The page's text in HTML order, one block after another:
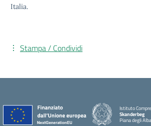
Italia.
Stampa / Condividi
Istituto
Skanderbeg
Piana degli